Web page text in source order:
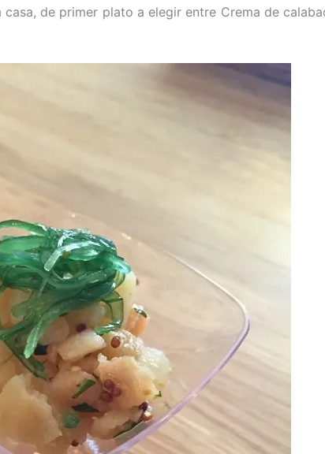
de primer plato a elegir entre Crema de